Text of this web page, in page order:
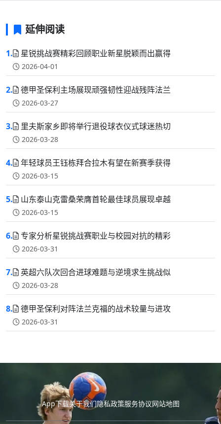
延伸阅读
1. 星锐挑战赛精彩回顾职业新星脱颖而出赢得
2026-04-01
2. 德甲圣保利主场展现顽强韧性迎战残阵法兰
2026-03-27
3. 里夫斯家乡即将举行退役球衣仪式球迷热切
2026-03-28
4. 年轻球员王钰栋拜合拉木有望在新赛季获得
2026-03-15
5. 山东泰山克雷桑荣膺首轮最佳球员展现卓越
2026-03-15
6. 专家分析星锐挑战赛职业与校园对抗的精彩
2026-03-31
7. 英超六队次回合进球难题与逆境求生挑战似
2026-03-28
8. 德甲圣保利对阵法兰克福的战术较量与进攻
2026-03-31
App下载关于我们隐私政策服务协议网站地图